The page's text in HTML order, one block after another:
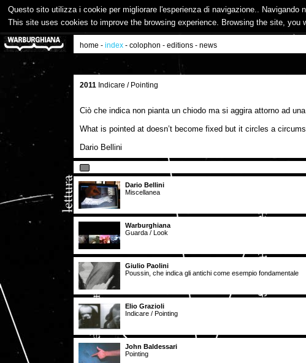
Questo sito utilizza i cookie per migliorare l'esperienza di navigazione..
This site uses cookies to improve the browsing experience. Browsing the site,
home - index - colophon - editions - news
2011 Indicare / Pointing
Ciò che indica non pianta un chiodo ma si aggira attorno ad
What is pointed at doesn’t become fixed but it circles a
Dario Bellini
Dario Bellini
Miscellanea
Warburghiana
Guarda / Look
Giulio Paolini
Poussin, che indica gli antichi come esempio fondamentale
Elio Grazioli
Indicare / Pointing
John Baldessari
Pointing